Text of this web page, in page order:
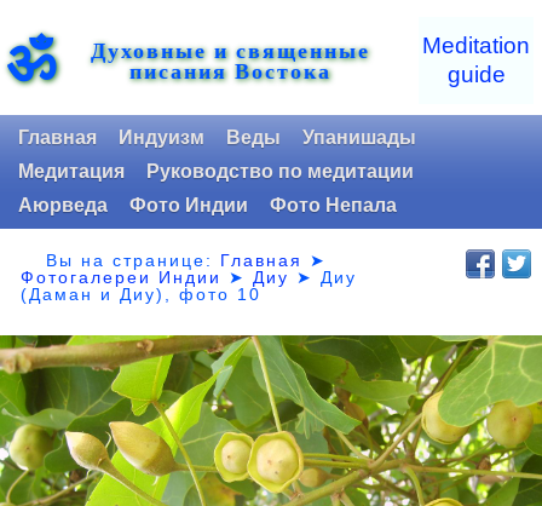
ॐ Духовные и священные
писания Востока
Meditation
guide
Главная Индуизм Веды
Упанишады
Медитация
Руководство по медитации
Аюрведа
Фото Индии Фото Непала
Вы на странице: Главная
➤
Фотогалереи Индии
➤ Диу ➤ Диу
(Даман и Диу), фото 10